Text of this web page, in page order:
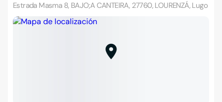
Estrada Masma 8, BAJO;A CANTEIRA, 27760, LOURENZÁ, Lugo